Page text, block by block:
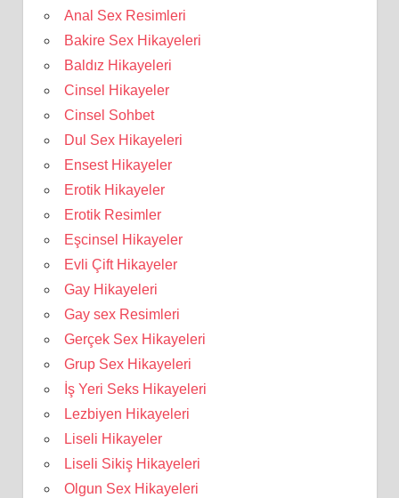
Anal Sex Resimleri
Bakire Sex Hikayeleri
Baldız Hikayeleri
Cinsel Hikayeler
Cinsel Sohbet
Dul Sex Hikayeleri
Ensest Hikayeler
Erotik Hikayeler
Erotik Resimler
Eşcinsel Hikayeler
Evli Çift Hikayeler
Gay Hikayeleri
Gay sex Resimleri
Gerçek Sex Hikayeleri
Grup Sex Hikayeleri
İş Yeri Seks Hikayeleri
Lezbiyen Hikayeleri
Liseli Hikayeler
Liseli Sikiş Hikayeleri
Olgun Sex Hikayeleri